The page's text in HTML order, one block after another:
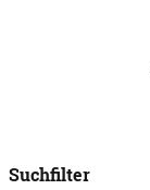
Suchfilter